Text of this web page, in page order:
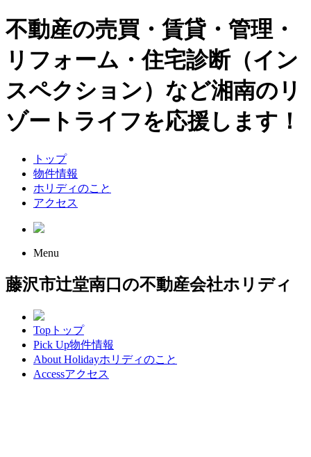
不動産の売買・賃貸・管理・
リフォーム・住宅診断（イン
スペクション）など湘南のリ
ゾートライフを応援します！
トップ
物件情報
ホリディのこと
アクセス
Menu
藤沢市辻堂南口の不動産会社ホリディ
Top トップ
Pick Up物件情報
About Holidayホリディのこと
Accessアクセス